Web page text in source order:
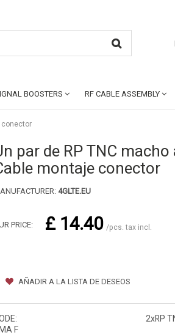
BOOSTERS RF CABLE ASSEMBLY
conector
par de RP TNC
montaje conector
4GLTE.EU
PRICE: £ 14.40 /pcs. tax incl.
AÑADIR A LA LISTA DE DESEOS
2xRP
F